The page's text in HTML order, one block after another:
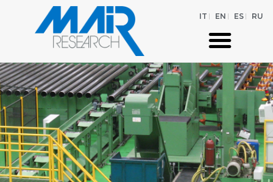
IT EN ES RU